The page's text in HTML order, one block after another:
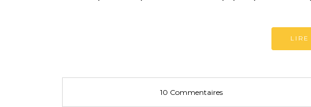
LIRE
10 Commentaires